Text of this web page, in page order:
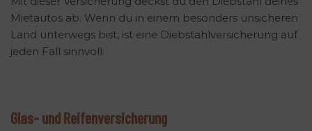
Mietautos ab. Wenn du in einem besonders unsicheren
Land unterwegs bist, ist eine Diebstahlversicherung auf
jeden Fall sinnvoll.
Glas- und Reifenversicherung